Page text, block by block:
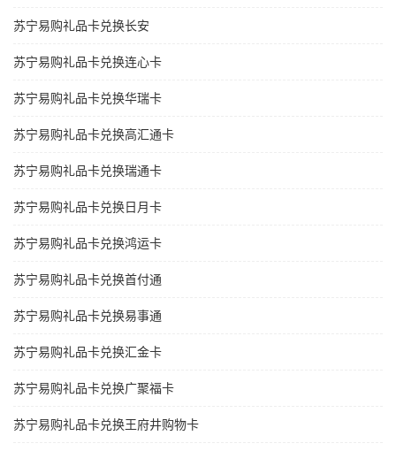
苏宁易购礼品卡兑换长安
苏宁易购礼品卡兑换连心卡
苏宁易购礼品卡兑换华瑞卡
苏宁易购礼品卡兑换高汇通卡
苏宁易购礼品卡兑换瑞通卡
苏宁易购礼品卡兑换日月卡
苏宁易购礼品卡兑换鸿运卡
苏宁易购礼品卡兑换首付通
苏宁易购礼品卡兑换易事通
苏宁易购礼品卡兑换汇金卡
苏宁易购礼品卡兑换广聚福卡
苏宁易购礼品卡兑换王府井购物卡